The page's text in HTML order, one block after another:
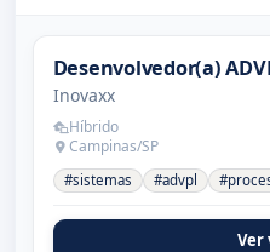
Desenvolvedor(a)
Inovaxx
Híbrido
Campinas/SP
#sistemas #advpl
Ver